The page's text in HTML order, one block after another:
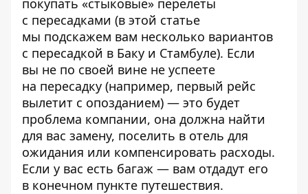
покупать «стыковые» перелеты
с пересадками (в этой статье
мы подскажем вам несколько вариантов
с пересадкой в Баку и Стамбуле). Если
вы не по своей вине не успеете
на пересадку (например, первый рейс
вылетит с опозданием) — это будет
проблема компании, она должна найти
для вас замену, поселить в отель для
ожидания или компенсировать расходы.
Если у вас есть багаж — вам отдадут его
в конечном пункте путешествия.